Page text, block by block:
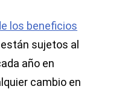
los beneficios
están sujetos al
año en
cambio en